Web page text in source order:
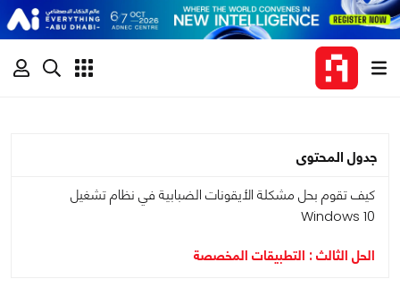
جدول المحتوى
كيف تقوم بحل مشكلة الأيقونات الضبابية في نظام تشغيل
Windows 10
الحل الثالث : التطبيقات المخصصة